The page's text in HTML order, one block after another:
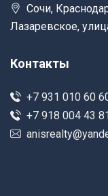
Сочи,
Лазаревское,
Контакты
+7 931 010 60
+7 918 004 43 81